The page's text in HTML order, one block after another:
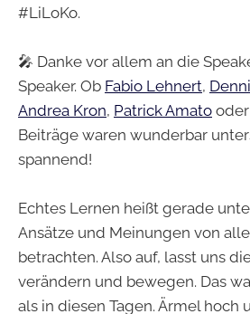
#LiLoKo.
🎤 Danke vor allem an die
Speaker. Ob Fabio Lehnert,
Andrea Kron, Patrick Amato oder
Beiträge waren wunderbar
spannend!
Echtes Lernen heißt gerade
Ansätze und Meinungen von
betrachten. Also auf, lasst uns
verändern und bewegen. Das
als in diesen Tagen. Ärmel hoch